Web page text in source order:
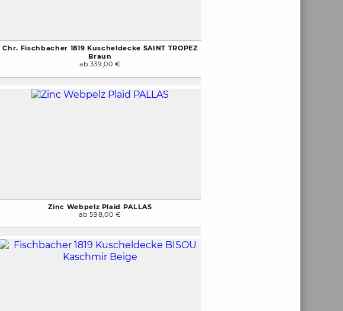
Chr. Fischbacher 1819 Kuscheldecke SAINT TROPEZ
Braun
ab 339,00 €
Zinc Webpelz Plaid PALLAS
ab 598,00 €